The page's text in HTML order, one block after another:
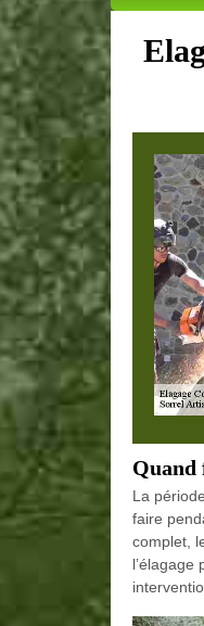
Quand
La
faire
complet,
l’élagage